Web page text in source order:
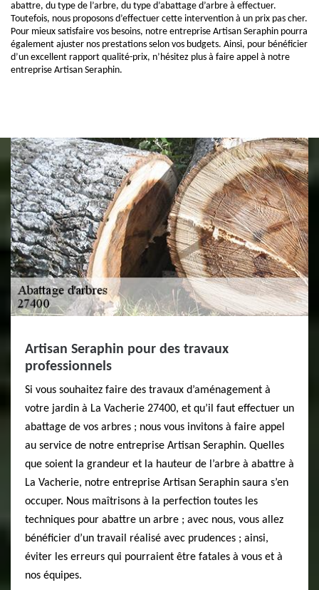
abattre, du type de l’arbre, du type d’abattage d’arbre à effectuer.
Toutefois, nous proposons d’effectuer cette intervention à un prix pas cher.
Pour mieux satisfaire vos besoins, notre entreprise Artisan Seraphin pourra
également ajuster nos prestations selon vos budgets. Ainsi, pour bénéficier
d’un excellent rapport qualité-prix, n’hésitez plus à faire appel à notre
entreprise Artisan Seraphin.
Artisan Seraphin pour des travaux
professionnels
Si vous souhaitez faire des travaux d’aménagement à
votre jardin à La Vacherie 27400, et qu’il faut effectuer un
abattage de vos arbres ; nous vous invitons à faire appel
au service de notre entreprise Artisan Seraphin. Quelles
que soient la grandeur et la hauteur de l’arbre à abattre à
La Vacherie, notre entreprise Artisan Seraphin saura s’en
occuper. Nous maîtrisons à la perfection toutes les
techniques pour abattre un arbre ; avec nous, vous allez
bénéficier d’un travail réalisé avec prudences ; ainsi,
éviter les erreurs qui pourraient être fatales à vous et à
nos équipes.